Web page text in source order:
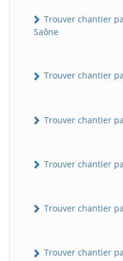
Trouver chantier
Saône
Trouver chantier
Trouver chantier
Trouver chantier
Trouver chantier
Trouver chantier